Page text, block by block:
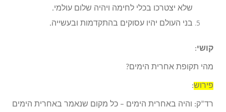
שלא יצטרכו בכלי לחימה ויהיה שלום עולמי.
בני העולם יהיו עסוקים בהתקדמות ובעשייה.
קושי:
מהי תקופת אחרית הימים?
פירוש:
רד”ק: והיה באחרית הימים – כל מקום שנאמר באחרית הימים